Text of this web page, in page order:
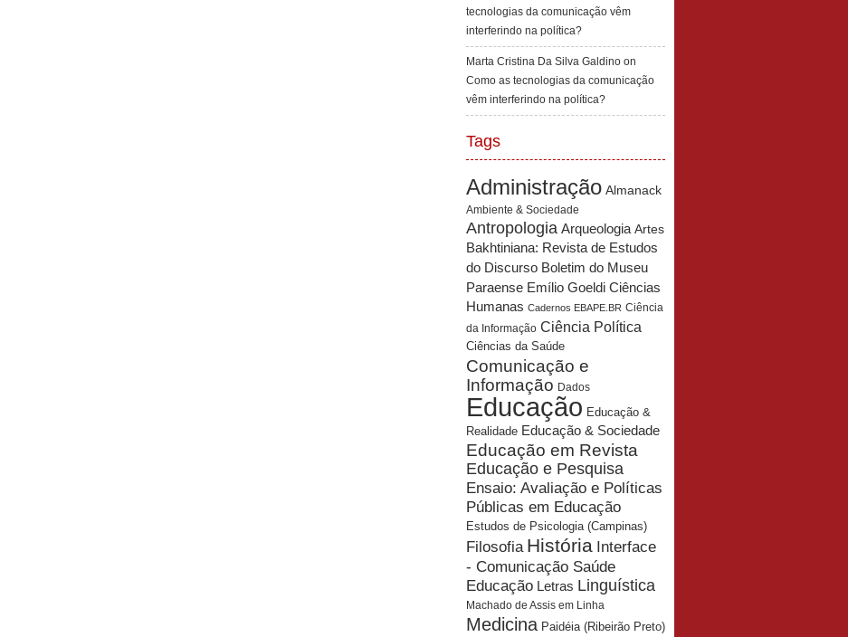
tecnologias da comunicação vêm
interferindo na política?
Marta Cristina Da Silva Galdino on
Como as tecnologias da comunicação
vêm interferindo na política?
Tags
Administração Almanack
Ambiente & Sociedade
Antropologia Arqueologia Artes
Bakhtiniana: Revista de Estudos
do Discurso Boletim do Museu
Paraense Emílio Goeldi Ciências
Humanas Cadernos EBAPE.BR Ciência
da Informação Ciência Política
Ciências da Saúde
Comunicação e
Informação Dados
Educação Educação &
Realidade Educação & Sociedade
Educação em Revista
Educação e Pesquisa
Ensaio: Avaliação e Políticas
Públicas em Educação
Estudos de Psicologia (Campinas)
Filosofia História Interface
- Comunicação Saúde
Educação Letras Linguística
Machado de Assis em Linha
Medicina Paidéia (Ribeirão Preto)